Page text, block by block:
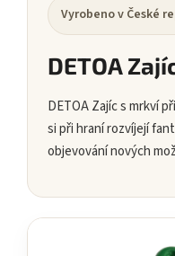
Vyrobeno v České
DETOA
DETOA Zajíc s mrkví
si při hraní rozvíjejí
objevování nových